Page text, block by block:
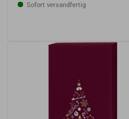
Sofort versandfertig